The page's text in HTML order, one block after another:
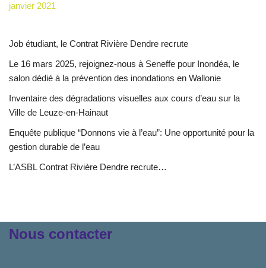
janvier 2021
Job étudiant, le Contrat Rivière Dendre recrute
Le 16 mars 2025, rejoignez-nous à Seneffe pour Inondéa, le
salon dédié à la prévention des inondations en Wallonie
Inventaire des dégradations visuelles aux cours d’eau sur la
Ville de Leuze-en-Hainaut
Enquête publique “Donnons vie à l’eau”: Une opportunité pour la
gestion durable de l’eau
L’ASBL Contrat Rivière Dendre recrute…
Nous contacter